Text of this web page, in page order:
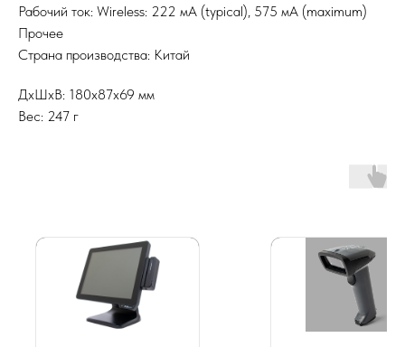
Рабочий ток: Wireless: 222 мА (typical), 575 мА (maximum)
Прочее
Страна производства: Китай
ДxШxВ: 180x87x69 мм
Вес: 247 г